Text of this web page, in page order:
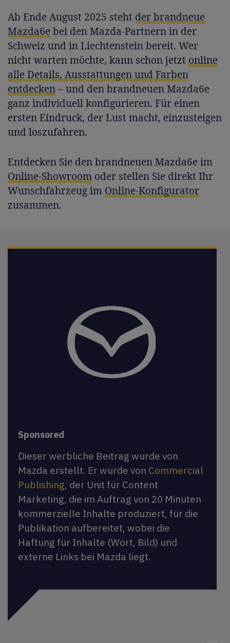
Ab Ende August 2025 steht der brandneue
Mazda6ebei den Mazda-Partnern in der
Schweiz und in Liechtenstein bereit. Wer
nicht warten möchte, kann schon jetzt online
alle Details, Ausstattungen und Farben
entdecken– und den brandneuen Mazda6e
ganz individuell konfigurieren. Für einen
ersten Eindruck, der Lust macht, einzusteigen
und loszufahren.
Entdecken Sie den brandneuen Mazda6e im
Online-Showroom oder stellen Sie direkt Ihr
Wunschfahrzeug im Online-Konfigurator
zusammen.
Sponsored
Dieser werbliche Beitrag wurde von
Mazda erstellt. Er wurde von Commercial
Publishing, der Unit für Content
Marketing, die im Auftrag von 20 Minuten
kommerzielle Inhalte produziert, für die
Publikation aufbereitet, wobei die
Haftung für Inhalte (Wort, Bild) und
externe Links bei Mazda liegt.